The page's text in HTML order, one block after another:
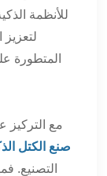
للأنظمة
لتعزيز
المتطورة
مع التركيز
صنع الكتل
التصنيع.